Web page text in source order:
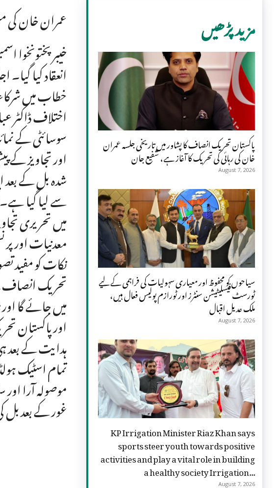
عمران خان کی
انعقاد کیا
خطاب میں
اختلاف ڈاکٹر
سوسائٹی کے
اور تجاویز کے
شدہ بل کے بعد
سے لیا گیا
میں تحریری
معدنیات اور
نکات کو مفید
تحریک انصاف
میں جائے گا
اور پاکستان
ہدایت کے بعد
تمام اسٹیک
موصولہ آرا
غور کے بعد بل
مزید پڑھیں
پاکستان تحریک انصاف کا پشاور میں تاریخی جلسہ عمران
خان کی رہائی کی تحریک کا آغاز ہے، شفیع جان
August 7, 2026
سیاحوں کو محفوظ اور معیاری سہولیات کی فراہمی کے لیے
ٹورسٹ فیسلیٹیشن سنٹرز اور ٹورازم پولیس فعال ہیں،
ملک عدیل اقبال
August 7, 2026
KP Irrigation Minister Riaz Khan says
sports steer youth towards positive
activities and play a vital role in building
a healthy society Irrigation...
August 7, 2026